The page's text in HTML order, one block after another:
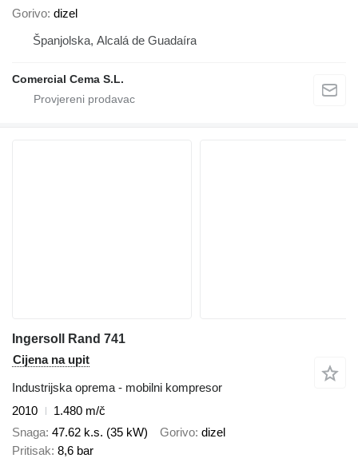
Gorivo dizel
Španjolska, Alcalá de Guadaíra
Comercial Cema S.L.
Ingersoll Rand 741
Cijena na upit
Industrijska oprema - mobilni kompresor
2010
1.480 m/č
Snaga 47.62 k.s. (35 kW) Gorivo dizel
Pritisak 8,6 bar